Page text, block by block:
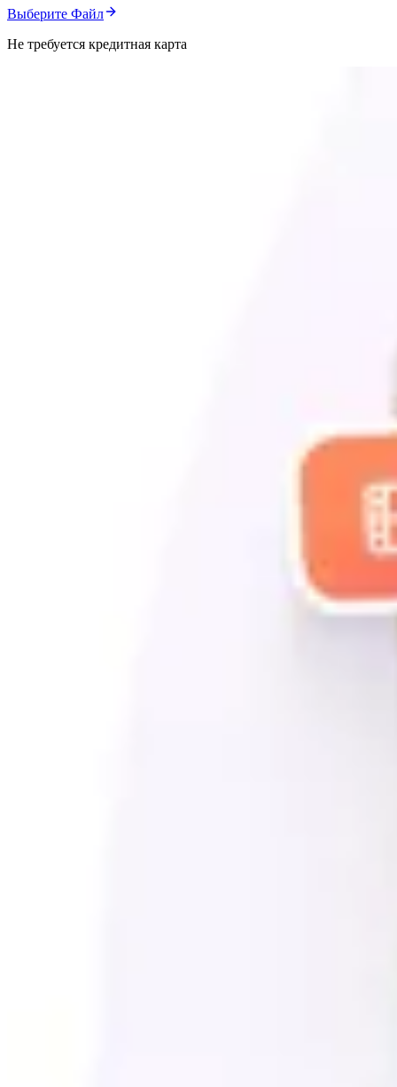
Выберите Файл
Не требуется кредитная карта